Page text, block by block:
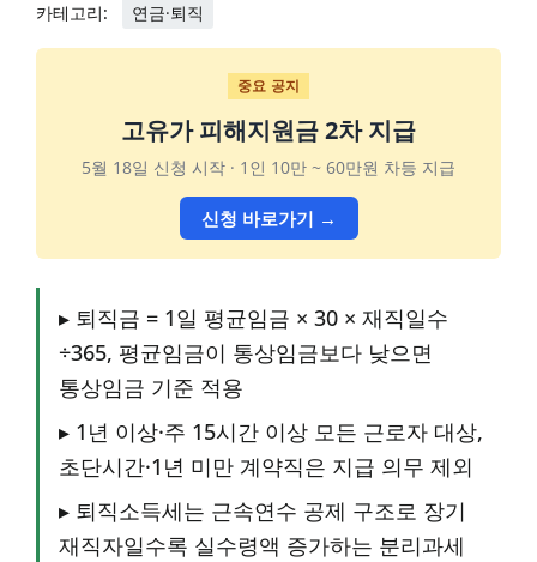
카테고리:
연금·퇴직
중요 공지
고유가 피해지원금 2차 지급
5월 18일 신청 시작 · 1인 10만 ~ 60만원 차등 지급
신청 바로가기 →
▸ 퇴직금 = 1일 평균임금 × 30 × 재직일수
÷365, 평균임금이 통상임금보다 낮으면
통상임금 기준 적용
▸ 1년 이상·주 15시간 이상 모든 근로자 대상,
초단시간·1년 미만 계약직은 지급 의무 제외
▸ 퇴직소득세는 근속연수 공제 구조로 장기
재직자일수록 실수령액 증가하는 분리과세